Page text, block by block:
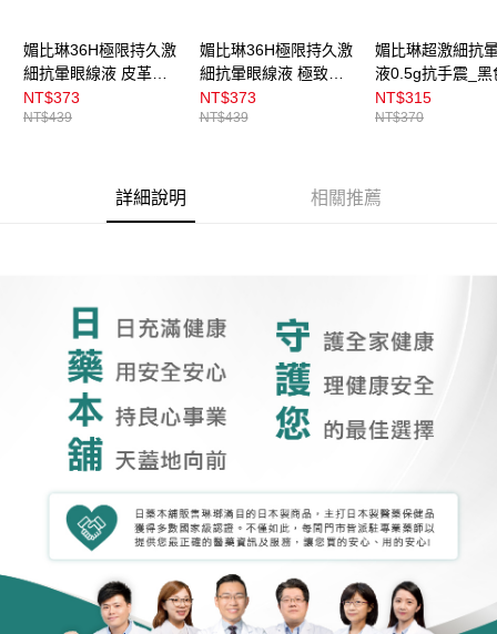
媚比琳36H極限持久激
細抗暈眼線液 皮革棕
0.4g
NT$373
NT$439
媚比琳36H極限持久激
細抗暈眼線液 極致黑
0.4g
NT$373
NT$439
媚比琳超激細抗
液0.5g抗手震_黑
NT$315
NT$370
詳細說明 相關推薦